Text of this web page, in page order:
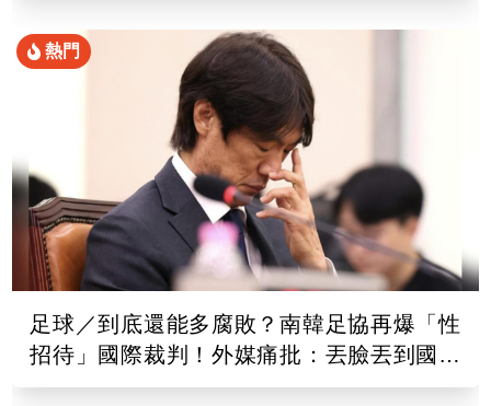
熱門
足球／到底還能多腐敗？南韓足協再爆「性
招待」國際裁判！外媒痛批：丟臉丟到國外
去